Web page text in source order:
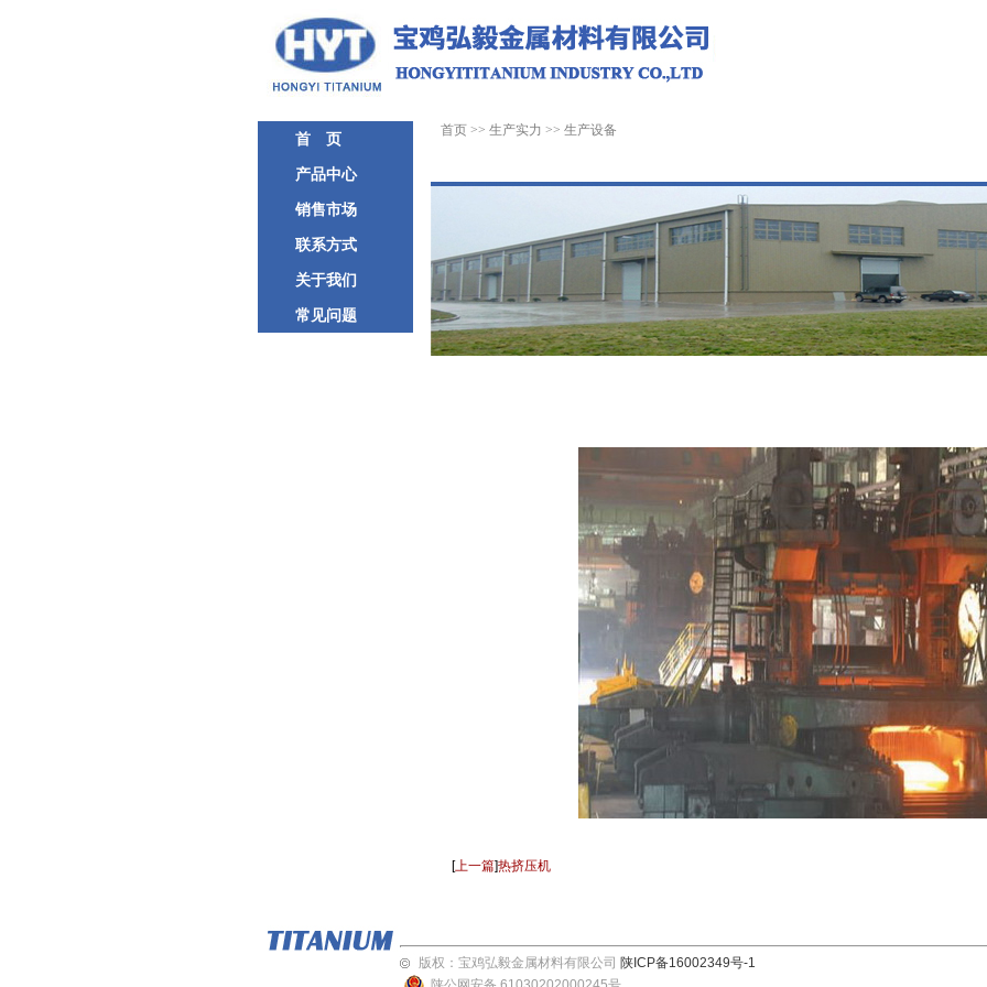
首 页
产品中心
销售市场
联系方式
关于我们
常见问题
首页 >> 生产实力 >> 生产设备
[上一篇]热挤压机
版权 ： 宝鸡弘毅金属材料有限公司 陕ICP备16002349号-1